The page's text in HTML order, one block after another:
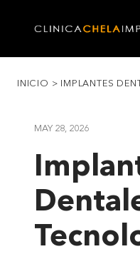
INICIO > IMPLANTES
MAY 28, 2026